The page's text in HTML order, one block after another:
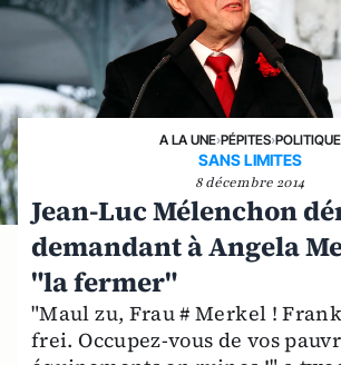
A LA UNE›PÉPITES›POLITIQUE
SANS LIMITES
8 décembre 2014
Jean-Luc Mélenchon
demandant à Angela
"la fermer"
"Maul zu, Frau # Merkel !
frei. Occupez-vous de vos